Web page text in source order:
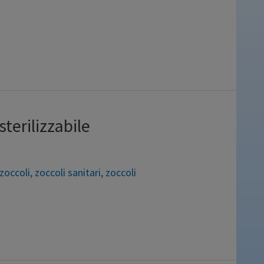
zoccoli, zoccoli sanitari, zoccoli